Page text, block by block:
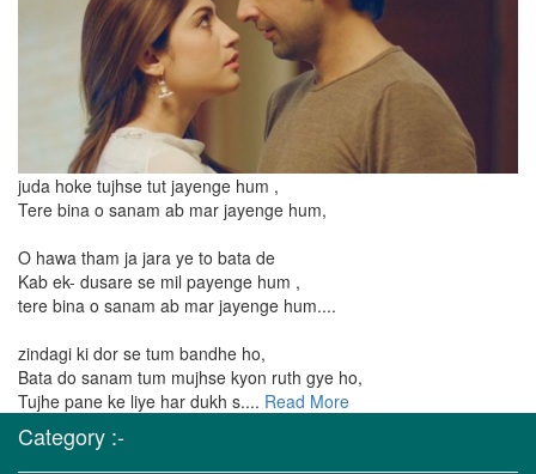
juda hoke tujhse tut jayenge hum ,
Tere bina o sanam ab mar jayenge hum,
O hawa tham ja jara ye to bata de
Kab ek- dusare se mil payenge hum ,
tere bina o sanam ab mar jayenge hum....
zindagi ki dor se tum bandhe ho,
Bata do sanam tum mujhse kyon ruth gye ho,
Tujhe pane ke liye har dukh s.... Read More
Category :-